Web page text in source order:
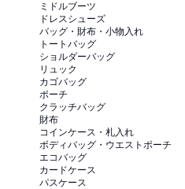
ミドルブーツ
ドレスシューズ
バッグ・財布・小物入れ
トートバッグ
ショルダーバッグ
リュック
カゴバッグ
ポーチ
クラッチバッグ
財布
コインケース・札入れ
ボディバッグ・ウエストポーチ
エコバッグ
カードケース
パスケース